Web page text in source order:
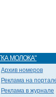
МОЛОКА"
Архив номеров
Реклама на
Реклама в журнале